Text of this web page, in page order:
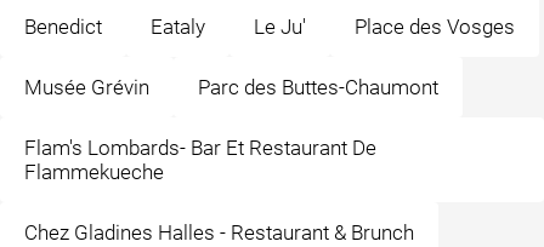
Benedict Eataly Le Ju' Place des Vosges
Musée Grévin Parc des Buttes-Chaumont
Flam's Lombards- Bar Et Restaurant De
Flammekueche
Chez Gladines Halles - Restaurant & Brunch